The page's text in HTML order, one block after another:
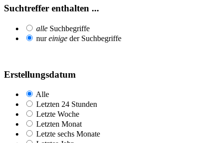
Suchtreffer enthalten ...
alle Suchbegriffe
nureinige der Suchbegriffe
Erstellungsdatum
Alle
Letzten 24 Stunden
Letzte Woche
Letzten Monat
Letzte sechs Monate